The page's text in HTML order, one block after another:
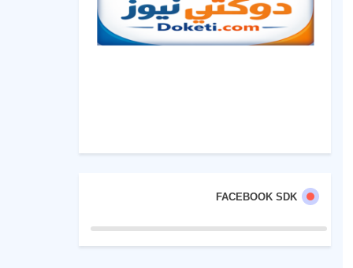
FACEBOOK SDK